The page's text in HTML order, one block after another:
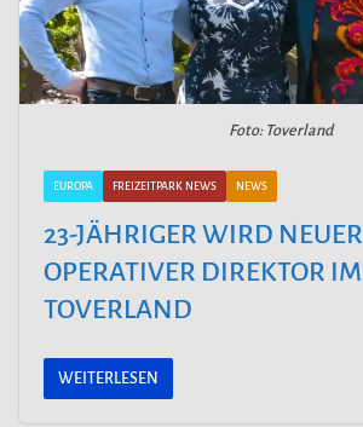
Foto: Toverland
EUROPA FREIZEITPARK NEWS NEWS
23-JÄHRIGER WIRD NEUER
OPERATIVER DIREKTOR IM
TOVERLAND
WEITERLESEN